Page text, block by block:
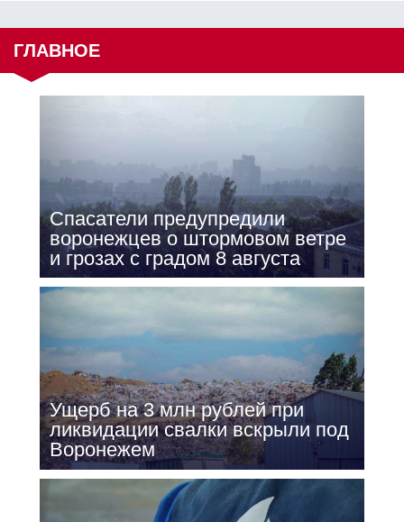
ГЛАВНОЕ
Спасатели предупредили
воронежцев о штормовом ветре
и грозах с градом 8 августа
Ущерб на 3 млн рублей при
ликвидации свалки вскрыли под
Воронежем